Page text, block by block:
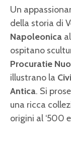
Un
della storia di
Napoleonica
ospitano
Procuratie
illustrano la
Antica. Si
una ricca
origini al ‘500